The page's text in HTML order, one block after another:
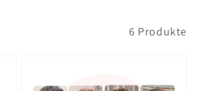
6 Produkte